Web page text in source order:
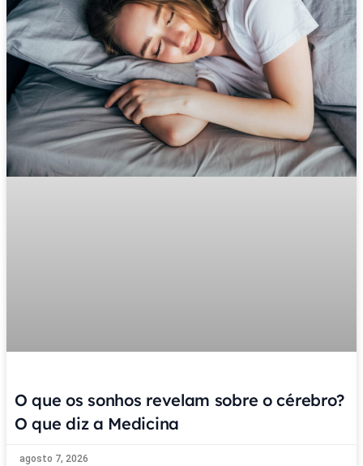
O que os sonhos revelam sobre o cérebro?
O que diz a Medicina
agosto 7, 2026